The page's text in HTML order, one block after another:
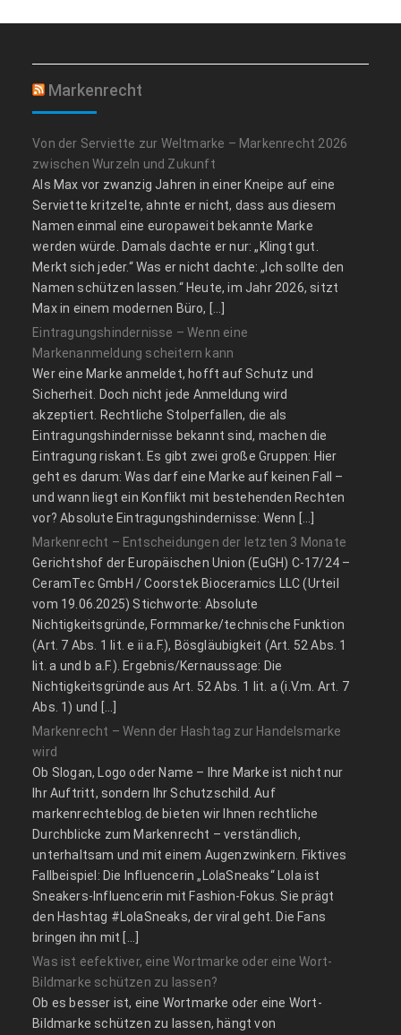
Markenrecht
Von der Serviette zur Weltmarke – Markenrecht 2026
zwischen Wurzeln und Zukunft
Als Max vor zwanzig Jahren in einer Kneipe auf eine
Serviette kritzelte, ahnte er nicht, dass aus diesem
Namen einmal eine europaweit bekannte Marke
werden würde. Damals dachte er nur: „Klingt gut.
Merkt sich jeder.“ Was er nicht dachte: „Ich sollte den
Namen schützen lassen.“ Heute, im Jahr 2026, sitzt
Max in einem modernen Büro, […]
Eintragungshindernisse – Wenn eine
Markenanmeldung scheitern kann
Wer eine Marke anmeldet, hofft auf Schutz und
Sicherheit. Doch nicht jede Anmeldung wird
akzeptiert. Rechtliche Stolperfallen, die als
Eintragungshindernisse bekannt sind, machen die
Eintragung riskant. Es gibt zwei große Gruppen: Hier
geht es darum: Was darf eine Marke auf keinen Fall –
und wann liegt ein Konflikt mit bestehenden Rechten
vor? Absolute Eintragungshindernisse: Wenn […]
Markenrecht – Entscheidungen der letzten 3 Monate
Gerichtshof der Europäischen Union (EuGH) C‑17/24 –
CeramTec GmbH / Coorstek Bioceramics LLC (Urteil
vom 19.06.2025) Stichworte: Absolute
Nichtigkeitsgründe, Formmarke/technische Funktion
(Art. 7 Abs. 1 lit. e ii a.F.), Bösgläubigkeit (Art. 52 Abs. 1
lit. a und b a.F.). Ergebnis/Kernaussage: Die
Nichtigkeitsgründe aus Art. 52 Abs. 1 lit. a (i.V.m. Art. 7
Abs. 1) und […]
Markenrecht – Wenn der Hashtag zur Handelsmarke
wird
Ob Slogan, Logo oder Name – Ihre Marke ist nicht nur
Ihr Auftritt, sondern Ihr Schutzschild. Auf
markenrechteblog.de bieten wir Ihnen rechtliche
Durchblicke zum Markenrecht – verständlich,
unterhaltsam und mit einem Augenzwinkern. Fiktives
Fallbeispiel: Die Influencerin „LolaSneaks“ Lola ist
Sneakers-Influencerin mit Fashion-Fokus. Sie prägt
den Hashtag #LolaSneaks, der viral geht. Die Fans
bringen ihn mit […]
Was ist eefektiver, eine Wortmarke oder eine Wort-
Bildmarke schützen zu lassen?
Ob es besser ist, eine Wortmarke oder eine Wort-
Bildmarke schützen zu lassen, hängt von